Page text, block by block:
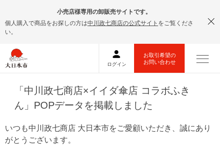
小売店様専用の卸販売サイトです。
個人購入で商品をお探しの方は中川政七商店の公式サイト をご覧くださ
い。
「中川政七商店×イイダ傘店 コラボふき
ん」POPデータを掲載しました
いつも中川政七商店 大日本市をご愛顧いただき、誠にあり
がとうございます。